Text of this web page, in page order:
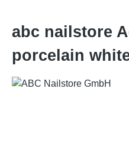
abc nailstore
porcelain